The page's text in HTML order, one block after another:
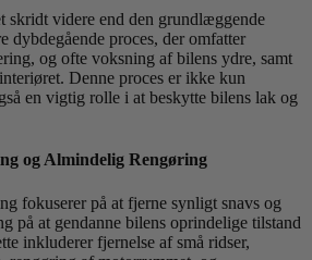
skridt videre end den grundlæggende
dybdegående proces, der omfatter
og ofte voksning af bilens ydre, samt
Denne proces er ikke kun
en vigtig rolle i at beskytte bilens lak og
og Almindelig Rengøring
fokuserer på at fjerne synligt snavs og
på at gendanne bilens oprindelige tilstand
inkluderer fjernelse af små ridser,